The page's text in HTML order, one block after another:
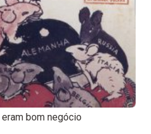
bom negócio